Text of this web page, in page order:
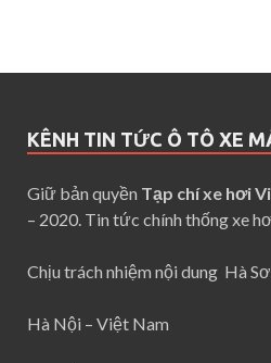
KÊNH TIN TỨC Ô TÔ XE
Giữ bản quyền Tạp chí xe hơi
– 2020. Tin tức chính thống xe
Chịu trách nhiệm nội dung Hà
Hà Nội – Việt Nam